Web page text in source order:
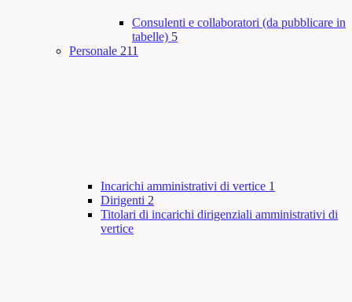
Consulenti e collaboratori (da pubblicare in
tabelle) 5
Personale 211
Incarichi amministrativi di vertice 1
Dirigenti 2
Titolari di incarichi dirigenziali amministrativi di
vertice